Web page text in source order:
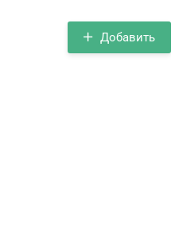
Добавить